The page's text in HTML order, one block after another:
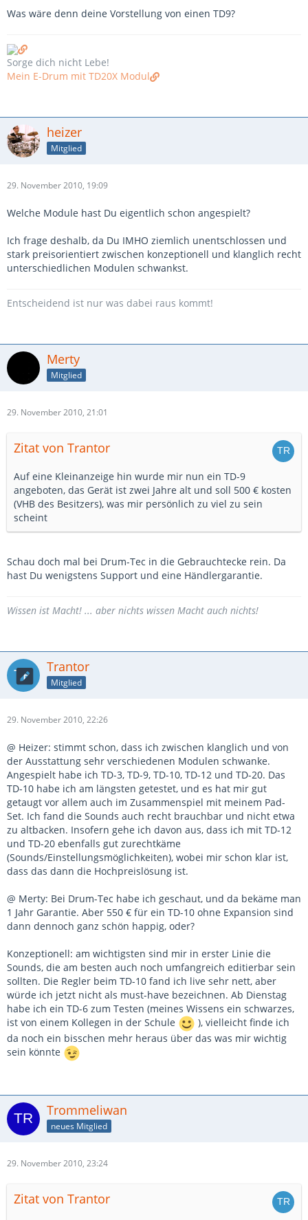
Was wäre denn deine Vorstellung von einen TD9?
Sorge dich nicht Lebe!
Mein E-Drum mit TD20X Modul
heizer
Mitglied
29. November 2010, 19:09
Welche Module hast Du eigentlich schon angespielt?
Ich frage deshalb, da Du IMHO ziemlich unentschlossen und
stark preisorientiert zwischen konzeptionell und klanglich recht
unterschiedlichen Modulen schwankst.
Entscheidend ist nur was dabei raus kommt!
Merty
Mitglied
29. November 2010, 21:01
Zitat von Trantor
Auf eine Kleinanzeige hin wurde mir nun ein TD-9
angeboten, das Gerät ist zwei Jahre alt und soll 500 € kosten
(VHB des Besitzers), was mir persönlich zu viel zu sein
scheint
Schau doch mal bei Drum-Tec in die Gebrauchtecke rein. Da
hast Du wenigstens Support und eine Händlergarantie.
Wissen ist Macht! ... aber nichts wissen Macht auch nichts!
Trantor
Mitglied
29. November 2010, 22:26
@ Heizer: stimmt schon, dass ich zwischen klanglich und von
der Ausstattung sehr verschiedenen Modulen schwanke.
Angespielt habe ich TD-3, TD-9, TD-10, TD-12 und TD-20. Das
TD-10 habe ich am längsten getestet, und es hat mir gut
getaugt vor allem auch im Zusammenspiel mit meinem Pad-
Set. Ich fand die Sounds auch recht brauchbar und nicht etwa
zu altbacken. Insofern gehe ich davon aus, dass ich mit TD-12
und TD-20 ebenfalls gut zurechtkäme
(Sounds/Einstellungsmöglichkeiten), wobei mir schon klar ist,
dass das dann die Hochpreislösung ist.
@ Merty: Bei Drum-Tec habe ich geschaut, und da bekäme man
1 Jahr Garantie. Aber 550 € für ein TD-10 ohne Expansion sind
dann dennoch ganz schön happig, oder?
Konzeptionell: am wichtigsten sind mir in erster Linie die
Sounds, die am besten auch noch umfangreich editierbar sein
sollten. Die Regler beim TD-10 fand ich live sehr nett, aber
würde ich jetzt nicht als must-have bezeichnen. Ab Dienstag
habe ich ein TD-6 zum Testen (meines Wissens ein schwarzes,
ist von einem Kollegen in der Schule
), vielleicht finde ich
da noch ein bisschen mehr heraus über das was mir wichtig
sein könnte
Trommeliwan
neues Mitglied
29. November 2010, 23:24
Zitat von Trantor